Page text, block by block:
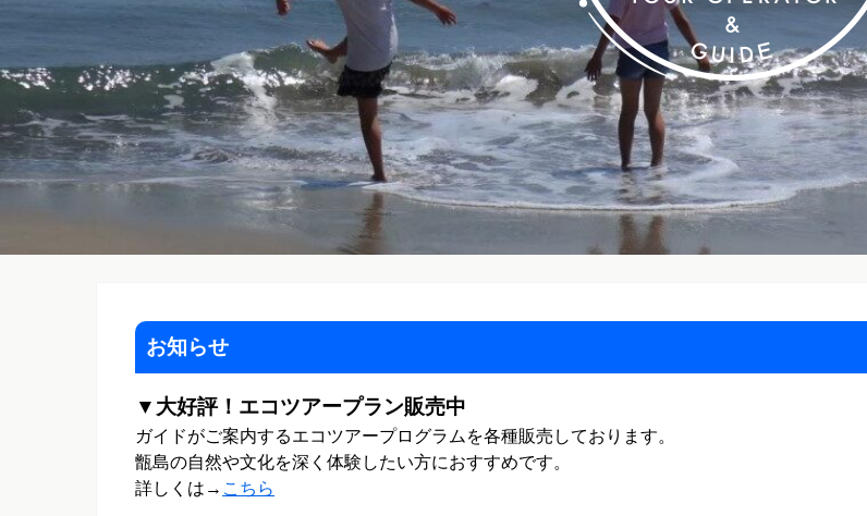
お知らせ
▼大好評！エコツアープラン販売中
ガイドがご案内するエコツアープログラムを各種販売しております。
甑島の自然や文化を深く体験したい方におすすめです。
詳しくは→ こちら